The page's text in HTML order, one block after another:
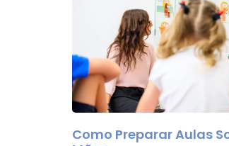
Como Preparar Aulas